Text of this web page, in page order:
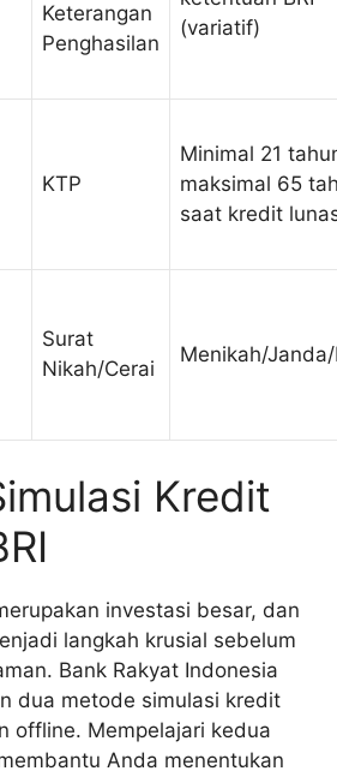
Keterangan
Penghasilan
(variatif)
KTP
Minimal 21
maksimal 65
saat kredit
Surat
Nikah/Cerai
Menikah/
Kredit
investasi besar, dan
langkah krusial sebelum
Bank Rakyat Indonesia
dua metode simulasi kredit
offline. Mempelajari kedua
Anda menentukan